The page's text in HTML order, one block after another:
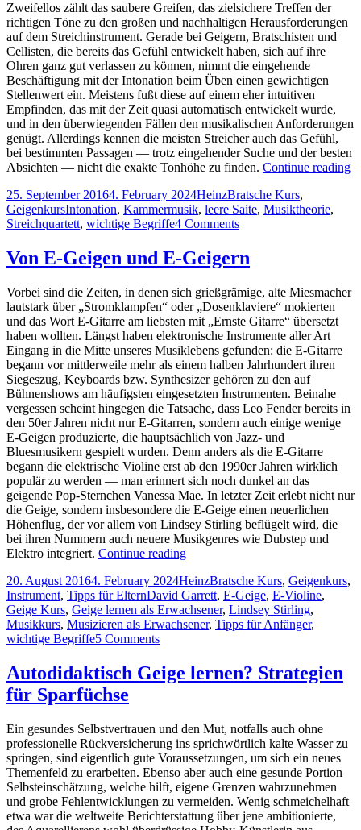
besser
kein
Fischbein
exportiert
Zweifellos zählt das saubere Greifen, das zielsichere Treffen der
richtigen Töne zu den großen und nachhaltigen Herausforderungen
auf dem Streichinstrument. Gerade bei Geigern, Bratschisten und
Cellisten, die bereits das Gefühl entwickelt haben, sich auf ihre
Ohren ganz gut verlassen zu können, nimmt die eingehende
Beschäftigung mit der Intonation beim Üben einen gewichtigen
Stellenwert ein. Meistens fußt diese auf einem eher intuitiven
Empfinden, das mit der Zeit quasi automatisch entwickelt wurde,
und in den überwiegenden Fällen den musikalischen Anforderungen
genügt. Allerdings kennen die meisten Streicher auch das Gefühl,
bei bestimmten Passagen — trotz eingehender Suche und der besten
Absichten — nicht die exakte Tonhöhe zu finden. Continue reading
Posted
on
25. September 20164. February 2024Author
HeinzCategories
Bratsche Kurs,
GeigenkursTags
Intonation, Kammermusik, leere Saite, Musiktheorie,
Streichquartett, wichtige Begriffe4 Commentson
Geige,
Cello
&
Co.
—
wie
man
die
Stimmung
im
Ensemble
verbessert
Von E-Geigen und E-Geigern
Vorbei sind die Zeiten, in denen sich grießgrämige, alte Miesmacher
lautstark über „Stromklampfen“ oder „Dosenklaviere“ mokierten
und das Wort E-Gitarre am liebsten mit „Ernste Gitarre“ übersetzt
haben wollten. Längst haben elektronische Instrumente aller Art
Eingang in die Mitte unseres Musiklebens gefunden: die E-Gitarre
begann vor mittlerweile mehr als einem halben Jahrhundert ihren
Siegeszug, Keyboards bzw. Synthesizer gehören zu den auf
Bühnenshows am häufigsten eingesetzten Instrumenten. Beinahe
vergessen scheint hingegen die Tatsache, dass Leo Fender bereits in
den 50er Jahren nicht nur E-Gitarren, sondern auch einige wenige
E-Geigen produzierte, die hauptsächlich von Jazz- und
Bluesmusikern gespielt wurden. Denn anders als die E-Gitarre
begann die elektrische Violine erst ab den 1990er Jahren wirklich
populär zu werden — man erinnert sich noch dunkel an das
geigende Pop-Sternchen Vanessa Mae. In letzter Zeit erlebt nicht nur
die Geige, sondern insbesondere die E-Geige einen neuerlichen
Höhenflug, der vor allem von Lindsey Stirling beflügelt wird, die
bei ihren Nummern auch neuere Musikgenres wie Dubstep und
Elektro integriert. Continue readingVon
Geigen
und
E-
Geigern
Posted
on
20. August 20164. February 2024Author
HeinzCategories
Bratsche Kurs, Geigenkurs,
Instrument, Tipps für ElternTags
David Garrett, E-Geige, E-Violine,
Geige Kurs, Geige lernen als Erwachsener, Lindsey Stirling,
Musikkurs, Musizieren als Erwachsener, Tipps für Anfänger,
wichtige Begriffe5 Commentson
E-
Geigen
Geigern
Autodidaktisch Geige lernen? Strategien
für Sparfüchse
Ein gesundes Selbstvertrauen und den Mut, notfalls auch ohne
professionelle Rückversicherung ins sprichwörtlich kalte Wasser zu
springen, sind eigentlich gute Voraussetzungen, um sich ein neues
Themenfeld zu erarbeiten. Ebenso aber auch eine gesunde Portion
Selbsteinschätzung, welche hilft, eigene Grenzen wahrzunehmen
und grobe Fehlentwicklungen zu vermeiden. Wenig schmeichelhaft
etwa war die weltweite Berichterstattung über jene ambitionierte,